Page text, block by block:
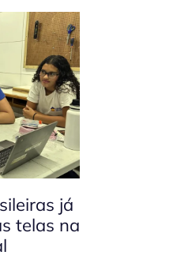
já
telas na